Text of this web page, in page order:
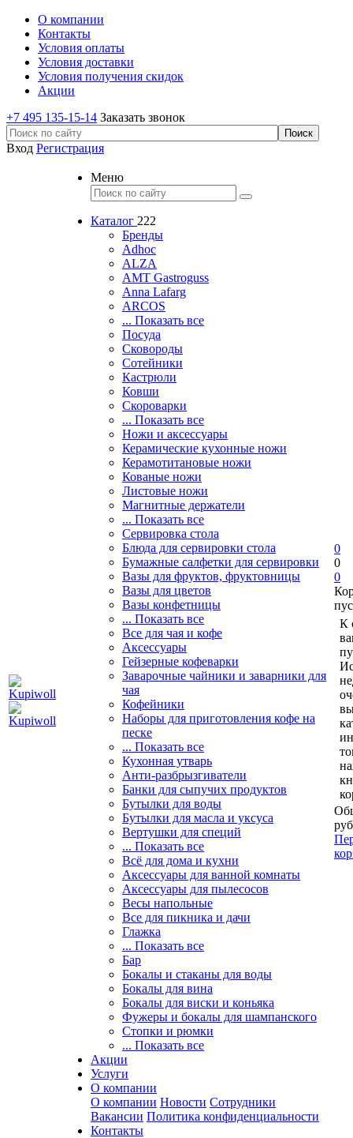
О компании
Контакты
Условия оплаты
Условия доставки
Условия получения скидок
Акции
+7 495 135-15-14 Заказать звонок
Вход Регистрация
Меню
Каталог 222
Бренды
Adhoc
ALZA
AMT Gastroguss
Anna Lafarg
ARCOS
... Показать все
Посуда
Сковороды
Сотейники
Кастрюли
Ковши
Скороварки
... Показать все
Ножи и аксессуары
Керамические кухонные ножи
Керамотитановые ножи
Кованые ножи
Листовые ножи
Магнитные держатели
... Показать все
Сервировка стола
Блюда для сервировки стола
Бумажные салфетки для сервировки
Вазы для фруктов, фруктовницы
Вазы для цветов
Вазы конфетницы
... Показать все
Все для чая и кофе
Аксессуары
Гейзерные кофеварки
Заварочные чайники и заварники для
чая
Кофейники
Наборы для приготовления кофе на
песке
... Показать все
Кухонная утварь
Анти-разбрызгиватели
Банки для сыпучих продуктов
Бутылки для воды
Бутылки для масла и уксуса
Вертушки для специй
... Показать все
Всё для дома и кухни
Аксессуары для ванной комнаты
Аксессуары для пылесосов
Весы напольные
Все для пикника и дачи
Глажка
... Показать все
Бар
Бокалы и стаканы для воды
Бокалы для вина
Бокалы для виски и коньяка
Фужеры и бокалы для шампанского
Стопки и рюмки
... Показать все
Акции
Услуги
О компании
О компании Новости Сотрудники
Вакансии Политика конфиденциальности
Контакты
0
0
0
К